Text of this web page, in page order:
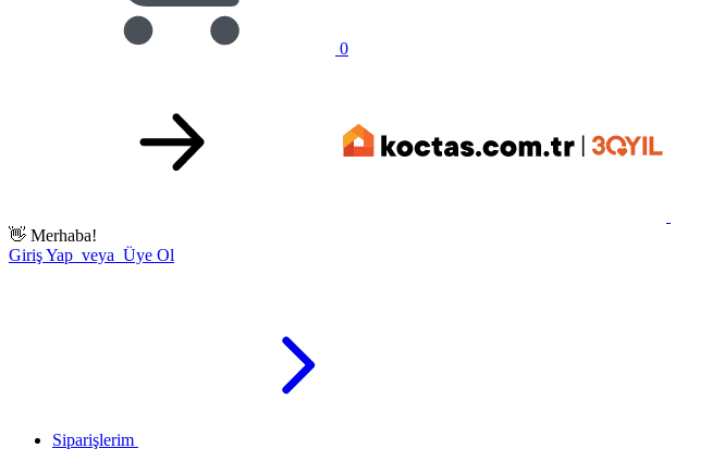
0
👋 Merhaba!
Giriş Yap veya Üye Ol
Siparişlerim